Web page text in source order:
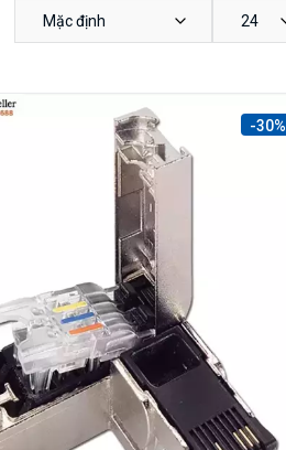
Mặc định 24
-30%